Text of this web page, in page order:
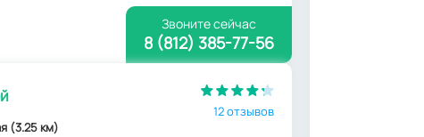
Звоните сейчас
8 (812) 385-77-56
(3.25 км)
12 отзывов